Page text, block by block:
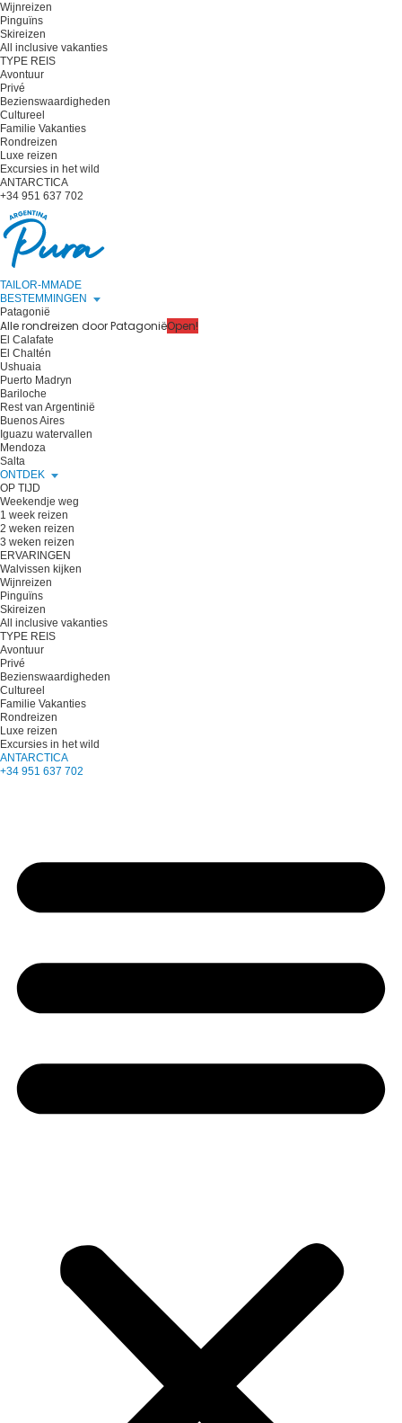
Wijnreizen
Pinguïns
Skireizen
All inclusive vakanties
TYPE REIS
Avontuur
Privé
Bezienswaardigheden
Cultureel
Familie Vakanties
Rondreizen
Luxe reizen
Excursies in het wild
ANTARCTICA
+34 951 637 702
TAILOR-MMADE
BESTEMMINGEN
Patagonië
Alle rondreizen door PatagoniëOpen!
El Calafate
El Chaltén
Ushuaia
Puerto Madryn
Bariloche
Rest van Argentinië
Buenos Aires
Iguazu watervallen
Mendoza
Salta
ONTDEK
OP TIJD
Weekendje weg
1 week reizen
2 weken reizen
3 weken reizen
ERVARINGEN
Walvissen kijken
Wijnreizen
Pinguïns
Skireizen
All inclusive vakanties
TYPE REIS
Avontuur
Privé
Bezienswaardigheden
Cultureel
Familie Vakanties
Rondreizen
Luxe reizen
Excursies in het wild
ANTARCTICA
+34 951 637 702